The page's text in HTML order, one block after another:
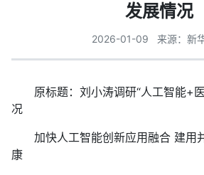
发展情况
2026-01-09 来源：新
原标题：刘小涛调研“人工智能+医
况
加快人工智能创新应用融合 建用
康